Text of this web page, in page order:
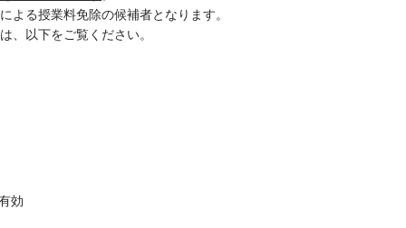
る授業料免除の候補者となります。
以下をご覧ください。
効